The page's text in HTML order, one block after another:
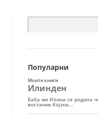
за:
Популарни